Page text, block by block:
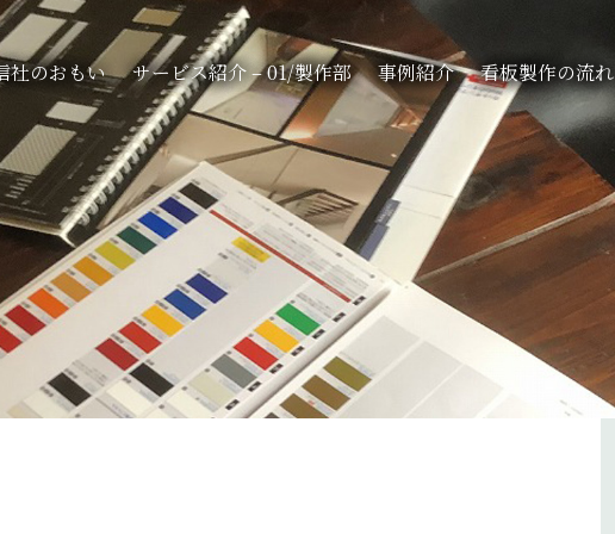
社のおもい サービス紹介 – 01/製作部 事例紹介 看板製作の流れ